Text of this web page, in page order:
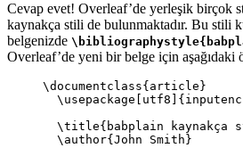
Cevap evet! Overleaf’de yerleşik birçok
kaynakça stili de bulunmaktadır. Bu stili
belgenizde
Overleaf’de yeni bir belge için aşağıdaki
\documentclass{ article }
\usepackage
utf8 ]{ inputenc
\title{babplain kaynakça
\author{John Smith}